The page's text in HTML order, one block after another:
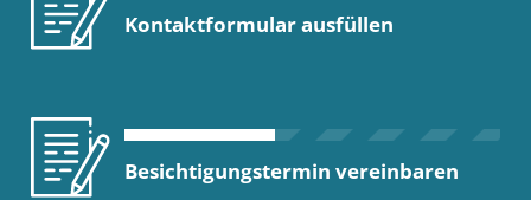
Kontaktformular ausfüllen
Besichtigungstermin vereinbaren